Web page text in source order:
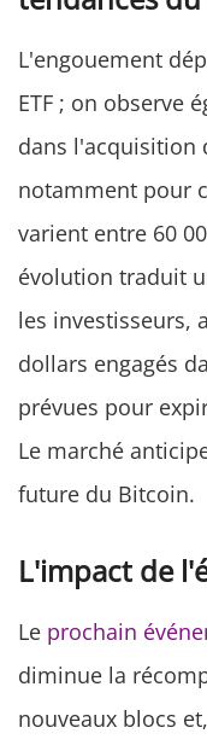
L'engouement
ETF ; on observe
dans l'acquisition
notamment pour
varient entre 60
évolution traduit
les investisseurs,
dollars engagés
prévues pour
Le marché
future du Bitcoin.
L'impact de
Le prochain
diminue la
nouveaux blocs